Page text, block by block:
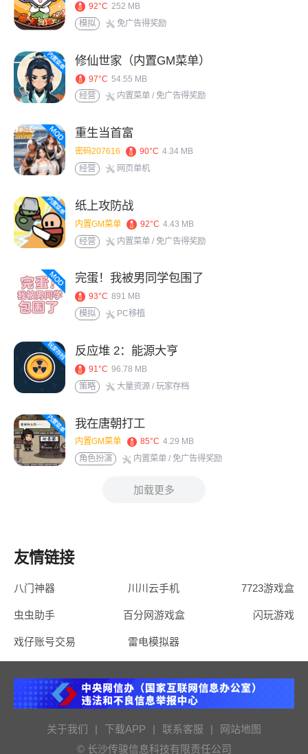
92°C 252 MB
模拟
免广告得奖励
修仙世家（内置GM菜单）
97°C 54.55 MB
经营
内置菜单 / 免广告得奖励
重生当首富
密码207616 90°C 4.34 MB
经营
网页单机
纸上攻防战
内置GM菜单 92°C 4.43 MB
经营
内置菜单 / 免广告得奖励
完蛋！我被男同学包围了
93°C 891 MB
模拟
PC移植
反应堆 2：能源大亨
91°C 96.78 MB
策略
大量资源 / 玩家存档
我在唐朝打工
内置GM菜单 85°C 4.29 MB
角色扮演
内置菜单 / 免广告得奖励
加载更多
友情链接
八门神器 川川云手机 7723游戏盒
虫虫助手 百分网游戏盒 闪玩游戏
戏仔账号交易 雷电模拟器
关于我们 | 下载APP | 联系客服 |
网站地图
© 长沙传骏信息科技有限责任公司